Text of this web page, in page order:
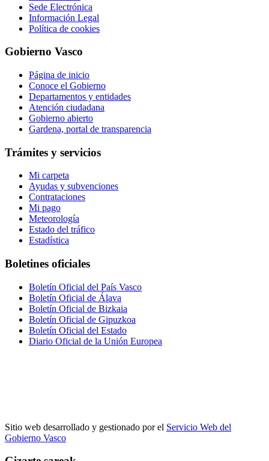
Sede Electrónica
Información Legal
Política de cookies
Gobierno Vasco
Página de inicio
Conoce el Gobierno
Departamentos y entidades
Atención ciudadana
Gobierno abierto
Gardena, portal de transparencia
Trámites y servicios
Mi carpeta
Ayudas y subvenciones
Contrataciones
Mi pago
Meteorología
Estado del tráfico
Estadística
Boletines oficiales
Boletín Oficial del País Vasco
Boletín Oficial de Álava
Boletín Oficial de Bizkaia
Boletín Oficial de Gipuzkoa
Boletín Oficial del Estado
Diario Oficial de la Unión Europea
Sitio web desarrollado y gestionado por el Servicio Web del
Gobierno Vasco